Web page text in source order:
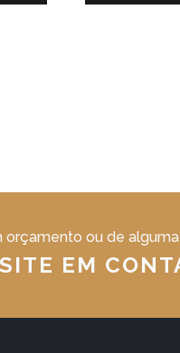
orçamento ou de
EM